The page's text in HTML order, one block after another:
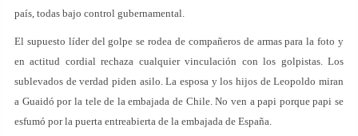
país, todas bajo control gubernamental.
El supuesto líder del golpe se rodea de compañeros de armas para la foto y
en actitud cordial rechaza cualquier vinculación con los golpistas. Los
sublevados de verdad piden asilo. La esposa y los hijos de Leopoldo miran
a Guaidó por la tele de la embajada de Chile. No ven a papi porque papi se
esfumó por la puerta entreabierta de la embajada de España.